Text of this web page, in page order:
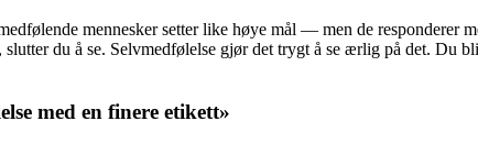
mennesker setter like høye mål — men de
du å se. Selvmedfølelse gjør det trygt å se ærlig på det. Du
med en finere etikett»